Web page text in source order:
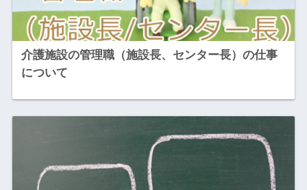
介護施設の管理職（施設長、センター長）の仕事
について